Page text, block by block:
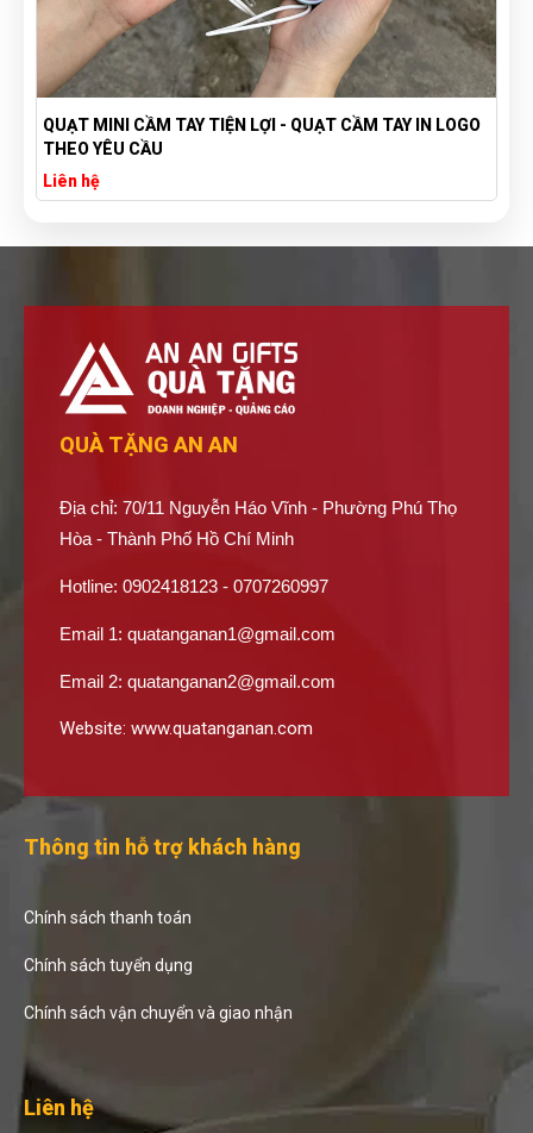
TÚI VẢI BỐ CANVAS IN LOGO THEO YÊU CẦU GIÁ RẺ -
XƯỞNG SẢN XUẤT TÚI VẢI CANVAS
Liên hệ
QUÀ TẶNG AN AN
Địa chỉ: 70/11 Nguyễn Háo Vĩnh - Phường Phú Thọ
Hòa - Thành Phố Hồ Chí Minh
Hotline: 0902418123 - 0707260997
Email 1: quatanganan1@gmail.com
Email 2: quatanganan2@gmail.com
Website: www.quatanganan.com
Thông tin hỗ trợ khách hàng
Chính sách thanh toán
Chính sách tuyển dụng
Chính sách vận chuyển và giao nhận
Liên hệ